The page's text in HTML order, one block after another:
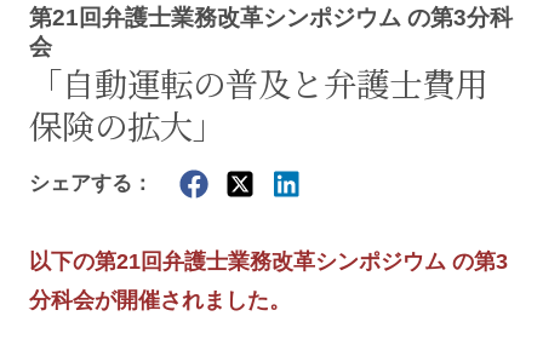
第21回弁護士業務改革シンポジウム の第3分科
会
「自動運転の普及と弁護士費用
保険の拡大」
シェアする：
以下の第21回弁護士業務改革シンポジウム の第3
分科会が開催されました。